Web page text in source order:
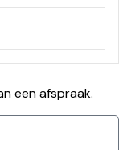
een afspraak.